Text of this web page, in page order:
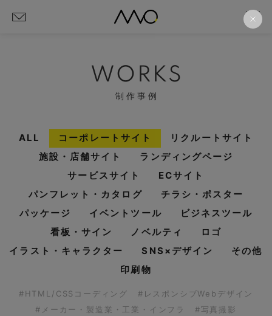
WORKS
制作事例
ALL コーポレートサイト
リクルートサイト
施設・店舗サイト
ランディングページ
サービスサイト
ECサイト
パンフレット・カタログ
チラシ・ポスター
パッケージ
イベントツール
ビジネスツール
看板・サイン
ノベルティ
ロゴ
イラスト・キャラクター
SNS×デザイン
その他
印刷物
#HTML/CSSコーディング
#レスポンシブWebデザイン
#メーカー・製造業・工業・インフラ
#写真撮影